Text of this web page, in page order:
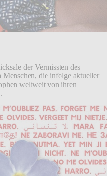
der Vermissten des
Menschen, die infolge aktueller
weltweit von ihren